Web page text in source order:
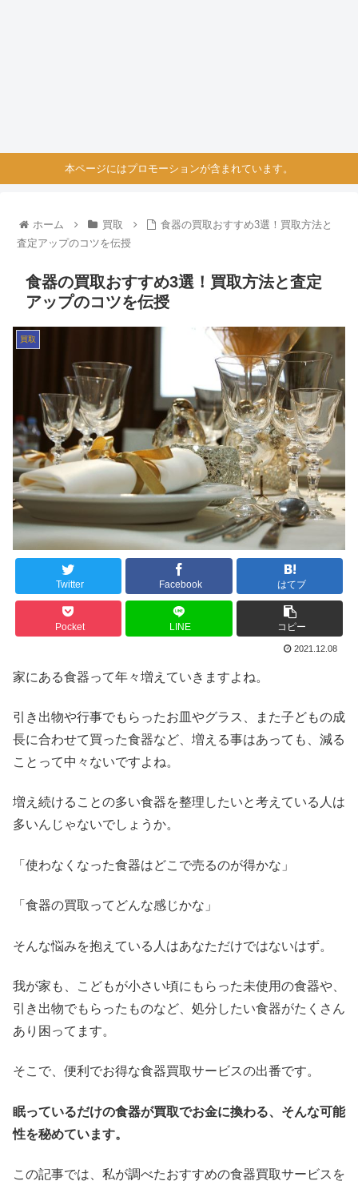
本ページにはプロモーションが含まれています。
ホーム 買取
食器の買取おすすめ3選！買取方法と
査定アップのコツを伝授
食器の買取おすすめ3選！買取方法と査定
アップのコツを伝授
買取
Twitter Facebook はてブ
Pocket LINE コピー
2021.12.08
家にある食器って年々増えていきますよね。
引き出物や行事でもらったお皿やグラス、また子どもの成
長に合わせて買った食器など、増える事はあっても、減る
ことって中々ないですよね。
増え続けることの多い食器を整理したいと考えている人は
多いんじゃないでしょうか。
「使わなくなった食器はどこで売るのが得かな」
「食器の買取ってどんな感じかな」
そんな悩みを抱えている人はあなただけではないはず。
我が家も、こどもが小さい頃にもらった未使用の食器や、
引き出物でもらったものなど、処分したい食器がたくさん
あり困ってます。
そこで、便利でお得な食器買取サービスの出番です。
眠っているだけの食器が買取でお金に換わる、そんな可能
性を秘めています。
この記事では、私が調べたおすすめの食器買取サービスを